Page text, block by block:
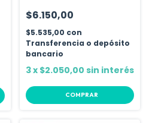
$6.150,00
$5.535,00 con
Transferencia o depósito
bancario
3x $2.050,00 sin interés
COMPRAR